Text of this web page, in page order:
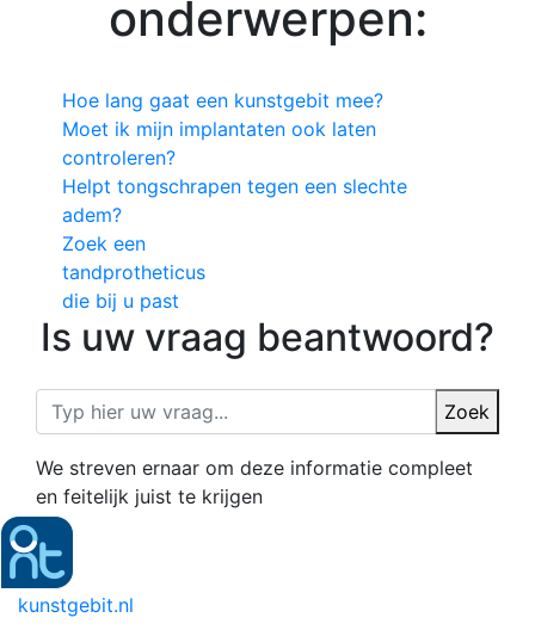
onderwerpen:
Hoe lang gaat een kunstgebit mee?
Moet ik mijn implantaten ook laten
controleren?
Helpt tongschrapen tegen een slechte
adem?
Zoek een
tandprotheticus
die bij u past
Is uw vraag beantwoord?
Zoek
We streven ernaar om deze informatie compleet
en feitelijk juist te krijgen
kunstgebit.nl